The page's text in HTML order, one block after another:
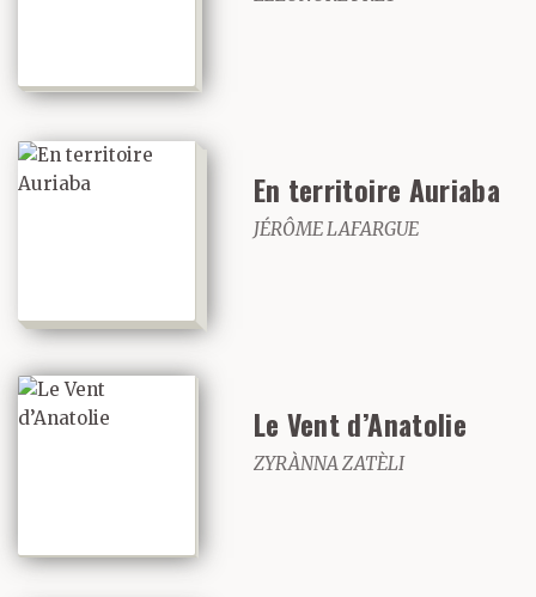
En territoire Auriaba
JÉRÔME LAFARGUE
Le Vent d’Anatolie
ZYRÀNNA ZATÈLI